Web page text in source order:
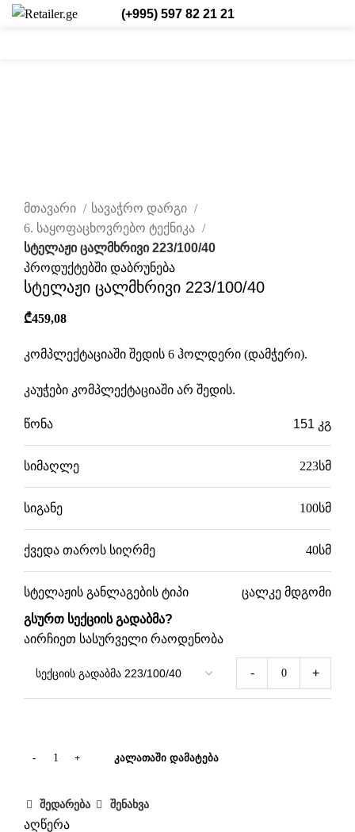
(+995) 597 82 21 21
მთავარი
სავაჭრო დარგი
6. საყოფაცხოვრებო ტექნიკა
სტელაჟი ცალმხრივი 223/100/40
პროდუქტებში დაბრუნება
სტელაჟი ცალმხრივი 223/100/40
₾459,08
კომპლექტაციაში შედის 6 ჰოლდერი (დამჭერი).
კაუჭები კომპლექტაციაში არ შედის.
წონა 151 კგ
სიმაღლე 223სმ
სიგანე 100სმ
ქვედა თაროს სიღრმე 40სმ
სტელაჟის განლაგების ტიპი
ცალკე მდგომი
გსურთ სექციის გადაბმა?
აირჩიეთ სასურველი რაოდენობა
- +
ᲙᲐᲚᲐᲗᲐᲨᲘ ᲓᲐᲛᲐᲢᲔᲑᲐ
შედარება შენახვა
აღწერა